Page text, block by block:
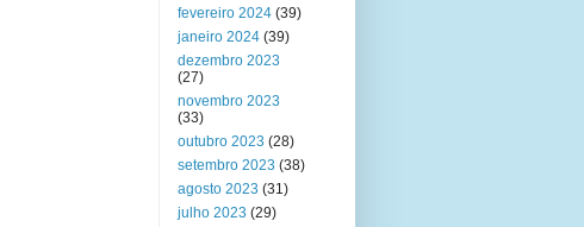
fevereiro 2024 (39)
janeiro 2024 (39)
dezembro 2023
(27)
novembro 2023
(33)
outubro 2023 (28)
setembro 2023 (38)
agosto 2023 (31)
julho 2023 (29)